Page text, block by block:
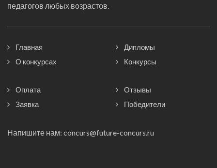
педагогов любых возрастов.
Главная
О конкурсах
Дипломы
Конкурсы
Оплата
Заявка
Отзывы
Победители
Напишите нам: concurs@future-concurs.ru